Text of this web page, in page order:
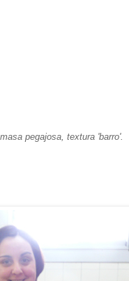
pegajosa, textura 'barro'.